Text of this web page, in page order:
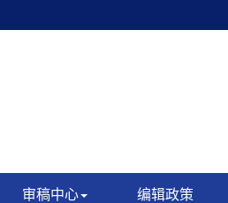
审稿中心 编辑政策